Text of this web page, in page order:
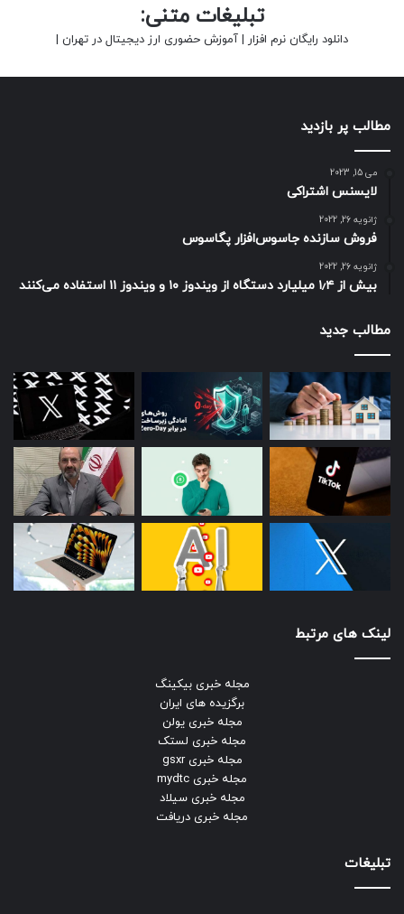
تبلیغات متنی:
دانلود رایگان نرم افزار | آموزش حضوری ارز دیجیتال در تهران |
مطالب پر بازدید
می 15, 2023
لایسنس اشتراکی
ژانویه 26, 2022
فروش سازنده جاسوس‌افزار پگاسوس
ژانویه 26, 2022
بیش از ۱٫۴ میلیارد دستگاه از ویندوز ۱۰ و ویندوز ۱۱ استفاده می‌کنند
مطالب جدید
لینک های مرتبط
مجله خبری بیکینگ
برگزیده های ایران
مجله خبری یولن
مجله خبری لستک
مجله خبری gsxr
مجله خبری mydtc
مجله خبری سیلاد
مجله خبری دریافت
تبلیغات